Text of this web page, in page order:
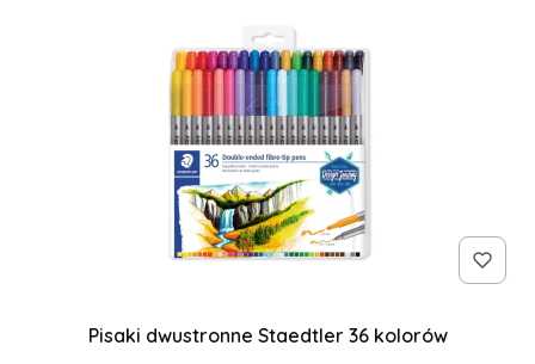
Pisaki dwustronne Staedtler 36 kolorów